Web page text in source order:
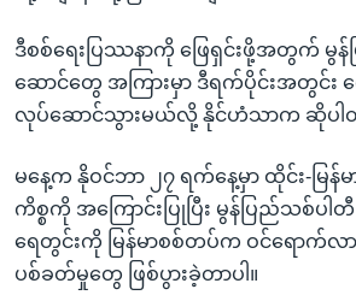
ဒီစစ်ရေးပြဿနာကို ဖြေရှင်းဖို့အတွက် မွန်
ဆောင်တွေ အကြားမှာ ဒီရက်ပိုင်းအတွင်း
လုပ်ဆောင်သွားမယ်လို့ နိုင်ဟံသာက ဆိုပါ
မနေ့က နိုဝင်ဘာ ၂၇ ရက်နေ့မှာ ထိုင်း-မြ
ကိစ္စကို အကြောင်းပြုပြီး မွန်ပြည်သစ်ပ
ရေတွင်းကို မြန်မာစစ်တပ်က ဝင်ရော
ပစ်ခတ်မှုတွေ ဖြစ်ပွားခဲ့တာပါ။